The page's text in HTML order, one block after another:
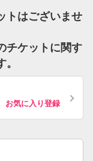
トはございませ
チケットに関す
お気に入り登録